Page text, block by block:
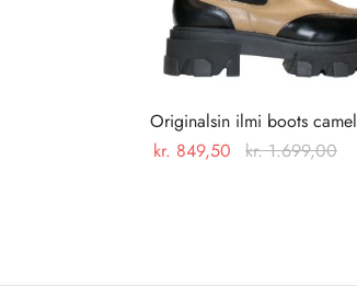
Originalsin ilmi boots camel
kr. 849,50 kr.1.699,00